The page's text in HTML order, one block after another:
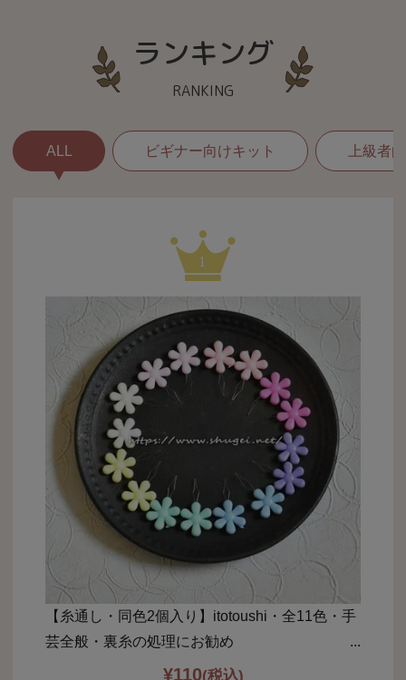
ランキング
RANKING
ALL ビギナー向けキット 上級者
【糸通し・同色2個入り】itotoushi・全11色・手
芸全般・裏糸の処理にお勧め
¥110(税込)